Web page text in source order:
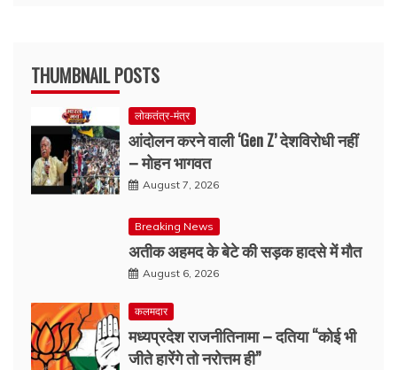
THUMBNAIL POSTS
लोकतंत्र-मंत्र
आंदोलन करने वाली ‘Gen Z’ देशविरोधी नहीं
– मोहन भागवत
August 7, 2026
Breaking News
अतीक अहमद के बेटे की सड़क हादसे में मौत
August 6, 2026
कलमदार
मध्यप्रदेश राजनीतिनामा – दतिया “कोई भी
जीते हारेंगे तो नरोत्तम ही”